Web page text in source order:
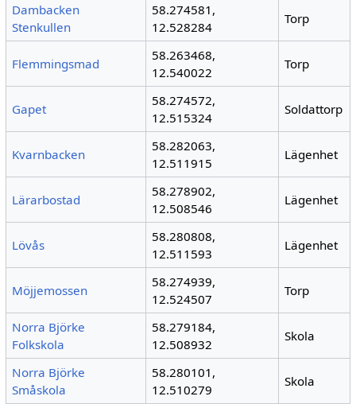
Dambacken
Stenkullen
58.274581,
12.528284
Torp
Flemmingsmad
58.263468,
12.540022
Torp
Gapet
58.274572,
12.515324
Soldattorp
Kvarnbacken
58.282063,
12.511915
Lägenhet
Lärarbostad
58.278902,
12.508546
Lägenhet
Lövås
58.280808,
12.511593
Lägenhet
Möjjemossen
58.274939,
12.524507
Torp
Norra Björke
Folkskola
58.279184,
12.508932
Skola
Norra Björke
Småskola
58.280101,
12.510279
Skola